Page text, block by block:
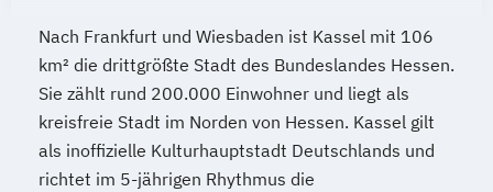
Nach Frankfurt und Wiesbaden ist Kassel mit 106
km² die drittgrößte Stadt des Bundeslandes Hessen.
Sie zählt rund 200.000 Einwohner und liegt als
kreisfreie Stadt im Norden von Hessen. Kassel gilt
als inoffizielle Kulturhauptstadt Deutschlands und
richtet im 5-jährigen Rhythmus die